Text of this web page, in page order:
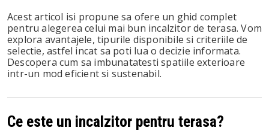
Acest articol isi propune sa ofere un ghid complet
pentru alegerea celui mai bun incalzitor de terasa. Vom
explora avantajele, tipurile disponibile si criteriile de
selectie, astfel incat sa poti lua o decizie informata.
Descopera cum sa imbunatatesti spatiile exterioare
intr-un mod eficient si sustenabil.
Ce este un incalzitor pentru terasa?